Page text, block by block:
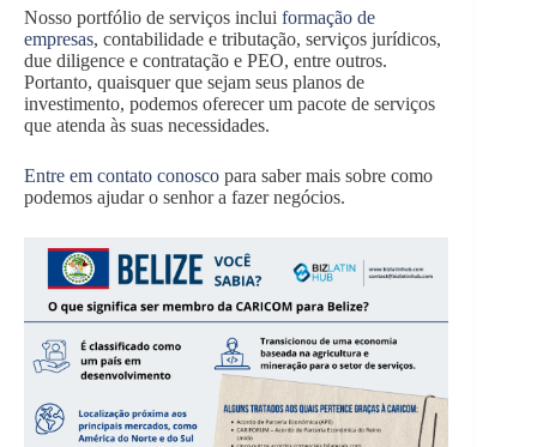
Nosso portfólio de serviços inclui formação de
empresas, contabilidade e tributação, serviços jurídicos,
due diligence e contratação e PEO, entre outros.
Portanto, quaisquer que sejam seus planos de
investimento, podemos oferecer um pacote de serviços
que atenda às suas necessidades.
Entre em contato conosco para saber mais sobre como
podemos ajudar o senhor a fazer negócios.